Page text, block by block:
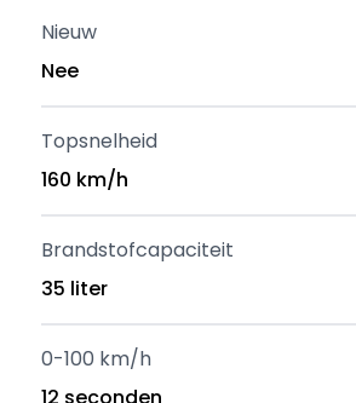
Nieuw
Nee
Topsnelheid
160 km/h
Brandstofcapaciteit
35 liter
0-100 km/h